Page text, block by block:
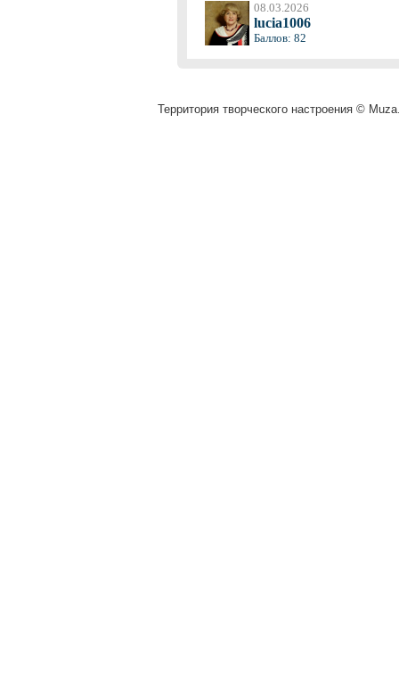
08.03.2026
lucia1006
Баллов: 82
Территория творческого настроения ©